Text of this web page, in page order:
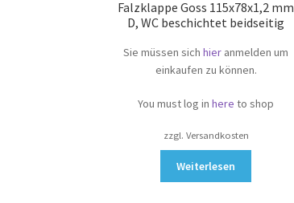
Falzklappe Goss 115x78x1,2 mm
D, WC beschichtet beidseitig
Sie müssen sichhier anmelden um
einkaufen zu können.
You must log inhereto shop
zzgl. Versandkosten
Weiterlesen